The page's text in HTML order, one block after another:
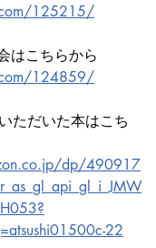
125215/
はこちらから
124859/
ただいた本はこち
dp/490917
22